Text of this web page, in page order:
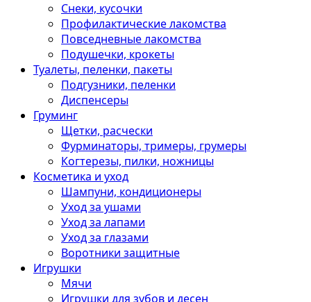
Снеки, кусочки
Профилактические лакомства
Повседневные лакомства
Подушечки, крокеты
Туалеты, пеленки, пакеты
Подгузники, пеленки
Диспенсеры
Груминг
Щетки, расчески
Фурминаторы, тримеры, грумеры
Когтерезы, пилки, ножницы
Косметика и уход
Шампуни, кондиционеры
Уход за ушами
Уход за лапами
Уход за глазами
Воротники защитные
Игрушки
Мячи
Игрушки для зубов и десен